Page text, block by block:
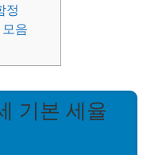
정
음
기본 세율